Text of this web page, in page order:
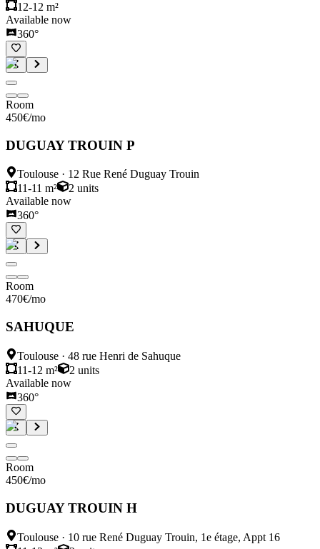
12-12 m²
Available now
360°
Room
450€/mo
DUGUAY TROUIN P
Toulouse · 12 Rue René Duguay Trouin
11-11 m²
2 units
Available now
360°
Room
470€/mo
SAHUQUE
Toulouse · 48 rue Henri de Sahuque
11-12 m²
2 units
Available now
360°
Room
450€/mo
DUGUAY TROUIN H
Toulouse · 10 rue René Duguay Trouin, 1e étage, Appt 16